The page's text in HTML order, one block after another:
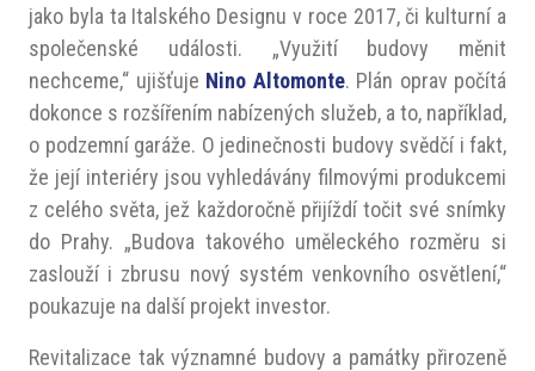
jako byla ta Italského Designu v roce 2017, či kulturní a
společenské události. „Využití budovy měnit
nechceme,“ ujišťuje Nino Altomonte. Plán oprav počítá
dokonce s rozšířením nabízených služeb, a to, například,
o podzemní garáže. O jedinečnosti budovy svědčí i fakt,
že její interiéry jsou vyhledávány filmovými produkcemi
z celého světa, jež každoročně přijíždí točit své snímky
do Prahy. „Budova takového uměleckého rozměru si
zaslouží i zbrusu nový systém venkovního osvětlení,“
poukazuje na další projekt investor.
Revitalizace tak významné budovy a památky přirozeně